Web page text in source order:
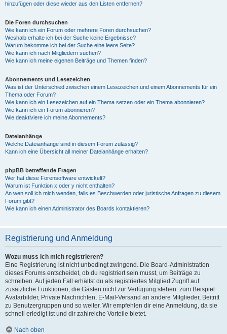
hinzufügen oder diese wieder aus den Listen entfernen?
Die Foren durchsuchen
Wie kann ich ein Forum oder mehrere Foren durchsuchen?
Weshalb erhalte ich bei der Suche keine Ergebnisse?
Warum bekomme ich bei der Suche eine leere Seite?
Wie kann ich nach Mitgliedern suchen?
Wie kann ich meine eigenen Beiträge und Themen finden?
Abonnements und Lesezeichen
Was ist der Unterschied zwischen einem Lesezeichen und einem Abonnements für ein
Thema oder Forum?
Wie kann ich ein Lesezeichen auf ein Thema setzen oder ein Thema abonnieren?
Wie kann ich ein Forum abonnieren?
Wie deaktiviere ich meine Abonnements?
Dateianhänge
Welche Dateianhänge sind in diesem Forum zulässig?
Kann ich eine Übersicht all meiner Dateianhänge erhalten?
phpBB betreffende Fragen
Wer hat diese Forensoftware entwickelt?
Warum ist Funktion x oder y nicht enthalten?
An wen soll ich mich wenden, falls es Beschwerden oder juristische Anfragen zu diesem
Forum gibt?
Wie kann ich einen Administrator des Boards kontaktieren?
Registrierung und Anmeldung
Wozu muss ich mich registrieren?
Eine Registrierung ist nicht unbedingt zwingend. Die Board-Administration
dieses Forums entscheidet, ob du registriert sein musst, um Beiträge zu
schreiben. Auf jeden Fall erhältst du als registriertes Mitglied Zugriff auf
zusätzliche Funktionen, die Gästen nicht zur Verfügung stehen: zum Beispiel
Avatarbilder, Private Nachrichten, E-Mail-Versand an andere Mitglieder, Beitritt
zu Benutzergruppen und so weiter. Wir empfehlen dir eine Anmeldung, da sie
schnell erledigt ist und dir zahlreiche Vorteile bietet.
Nach oben